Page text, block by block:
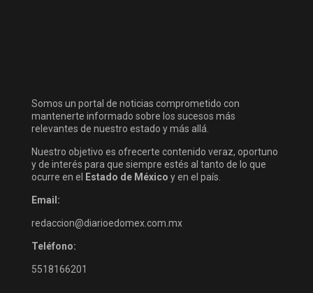
Somos un portal de noticias comprometido con
mantenerte informado sobre los sucesos más
relevantes de nuestro estado y más allá.
Nuestro objetivo es ofrecerte contenido veraz, oportuno
y de interés para que siempre estés al tanto de lo que
ocurre en el
Estado de México y en el país.
Email:
redaccion@diarioedomex.com.mx
Teléfono:
5518166201